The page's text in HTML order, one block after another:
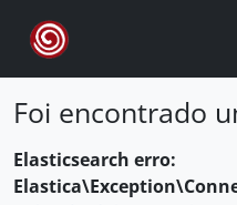
Skip to main content
Foi encontrado
Elasticsearch erro: